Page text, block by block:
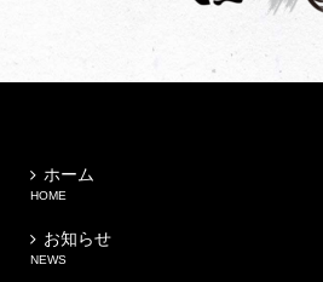
ホーム
HOME
お知らせ
NEWS